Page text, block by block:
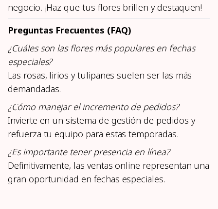
negocio. ¡Haz que tus flores brillen y destaquen!
Preguntas Frecuentes (FAQ)
¿Cuáles son las flores más populares en fechas
especiales?
Las rosas, lirios y tulipanes suelen ser las más
demandadas.
¿Cómo manejar el incremento de pedidos?
Invierte en un sistema de gestión de pedidos y
refuerza tu equipo para estas temporadas.
¿Es importante tener presencia en línea?
Definitivamente, las ventas online representan una
gran oportunidad en fechas especiales.